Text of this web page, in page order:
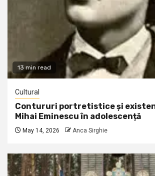
13 min read
Cultural
Contururi portretistice și
Mihai Eminescu în adolescență
May 14, 2026 Anca Sirghie